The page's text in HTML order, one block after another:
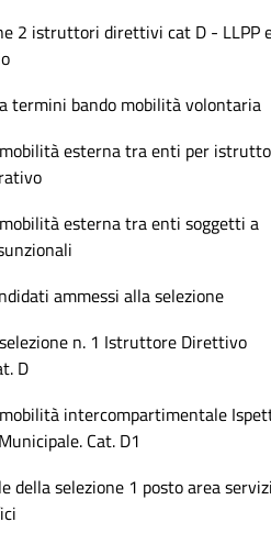
2 istruttori direttivi cat D - LLPP
termini bando mobilità volontaria
esterna tra enti per
esterna tra enti soggetti a
ammessi alla selezione
n. 1 Istruttore Direttivo
D
intercompartimentale
Cat. D1
della selezione 1 posto area servizi